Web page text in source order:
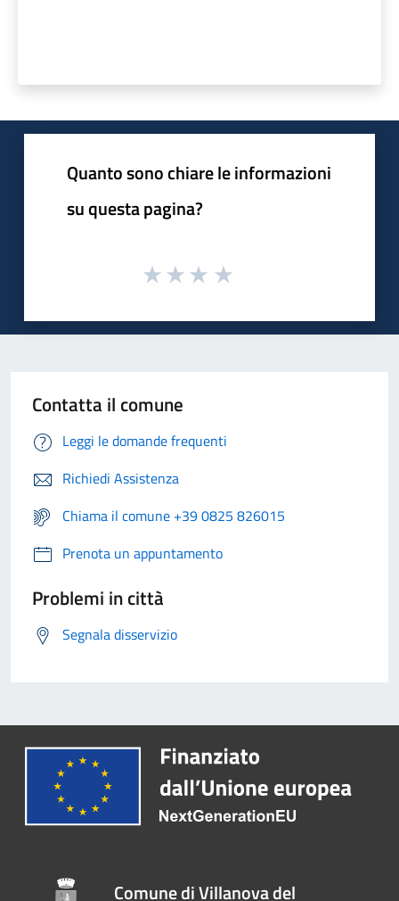
Quanto sono chiare le informazioni
su questa pagina?
Contatta il comune
Leggi le domande frequenti
Richiedi Assistenza
Chiama il comune +39 0825 826015
Prenota un appuntamento
Problemi in città
Segnala disservizio
Comune di Villanova del